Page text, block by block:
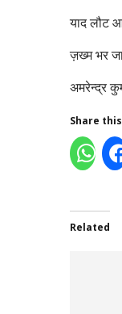
याद लौट
ज़ख्म भर
अमरेन्द्र
Share
Related